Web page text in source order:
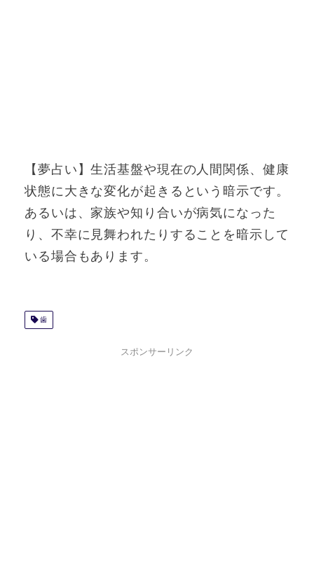
【夢占い】生活基盤や現在の人間関係、健康
状態に大きな変化が起きるという暗示です。
あるいは、家族や知り合いが病気になった
り、不幸に見舞われたりすることを暗示して
いる場合もあります。
歯
スポンサーリンク